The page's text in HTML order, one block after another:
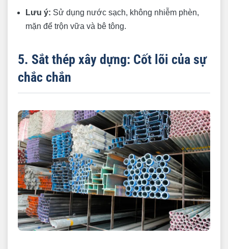
Lưu ý: Sử dụng nước sạch, không nhiễm phèn,
mặn để trộn vữa và bê tông.
5. Sắt thép xây dựng: Cốt lõi của sự
chắc chắn